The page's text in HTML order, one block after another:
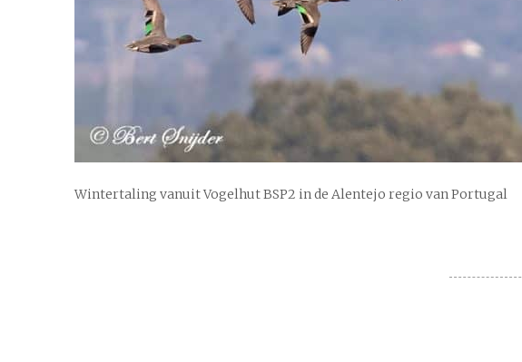
Wintertaling vanuit Vogelhut BSP2 in de Alentejo regio van Portugal